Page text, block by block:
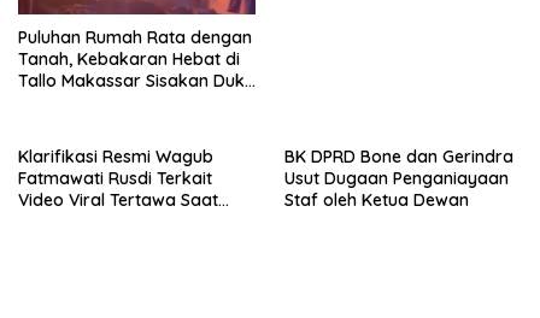
Puluhan Rumah Rata dengan
Tanah, Kebakaran Hebat di
Tallo Makassar Sisakan Duka
Klarifikasi Resmi Wagub
Fatmawati Rusdi Terkait
Video Viral Tertawa Saat
BK DPRD Bone dan Gerindra
Usut Dugaan Penganiayaan
Staf oleh Ketua Dewan